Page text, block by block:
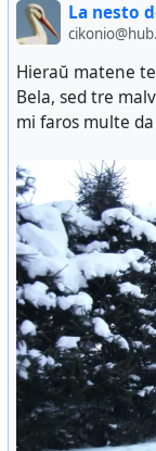
Sed la rivereto
La nesto
Hieraŭ matene
Bela, sed tre
mi faros multe